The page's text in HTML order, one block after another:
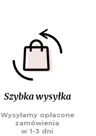
Szybka wysyłka
Wysyłamy opłacone
zamówienia
w 1-3 dni